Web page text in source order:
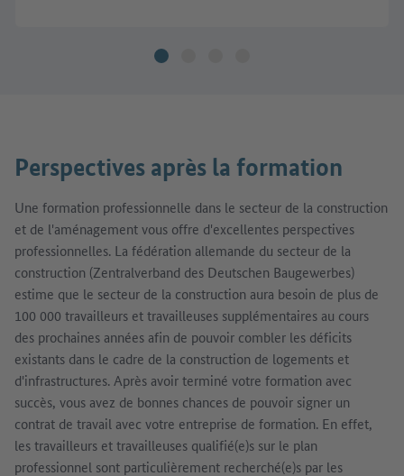
Perspectives après la formation
Une formation professionnelle dans le secteur de la construction
et de l'aménagement vous offre d'excellentes perspectives
professionnelles. La fédération allemande du secteur de la
construction (Zentralverband des Deutschen Baugewerbes)
estime que le secteur de la construction aura besoin de plus de
100 000 travailleurs et travailleuses supplémentaires au cours
des prochaines années afin de pouvoir combler les déficits
existants dans le cadre de la construction de logements et
d'infrastructures. Après avoir terminé votre formation avec
succès, vous avez de bonnes chances de pouvoir signer un
contrat de travail avec votre entreprise de formation. En effet,
les travailleurs et travailleuses qualifié(e)s sur le plan
professionnel sont particulièrement recherché(e)s par les